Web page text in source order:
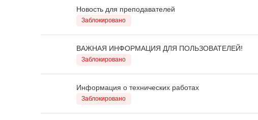
Новость для преподавателей
Заблокировано
ВАЖНАЯ ИНФОРМАЦИЯ ДЛЯ ПОЛЬЗОВАТЕЛЕЙ!
Заблокировано
Информация о технических работах
Заблокировано